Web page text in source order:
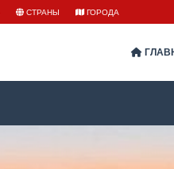
СТРАНЫ ГОРОДА